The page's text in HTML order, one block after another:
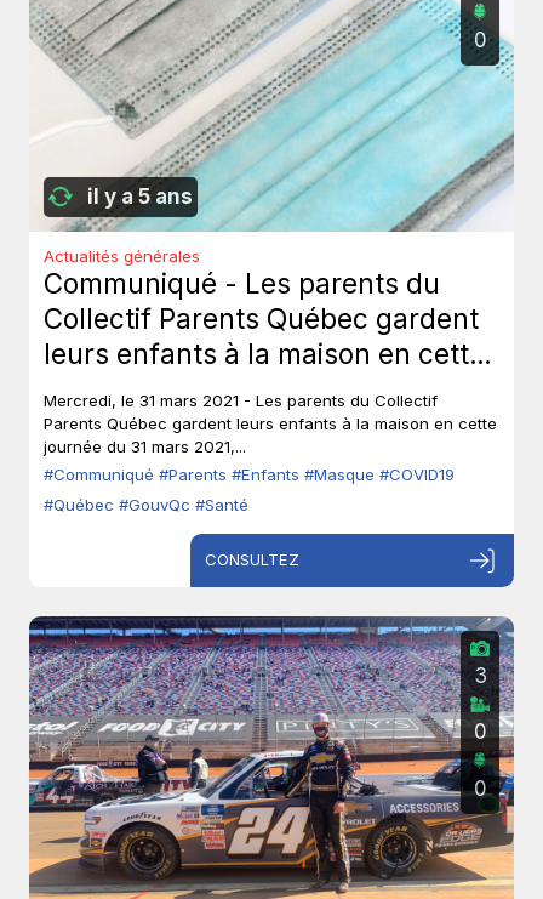
il y a 5 ans
0
Actualités générales
Communiqué - Les parents du
Collectif Parents Québec gardent
leurs enfants à la maison en cette
journée du 31 mars 2021.
Mercredi, le 31 mars 2021 - Les parents du Collectif
Parents Québec gardent leurs enfants à la maison en cette
journée du 31 mars 2021,...
#Communiqué #Parents #Enfants #Masque #COVID19
#Québec #GouvQc #Santé
CONSULTEZ
3
0
0